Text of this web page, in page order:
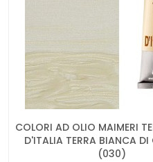
COLORI AD OLIO MAIMERI
D'ITALIA TERRA BIANCA DI
(030)